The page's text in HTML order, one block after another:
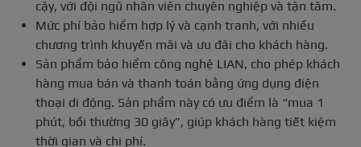
cậy, với đội ngũ nhân viên chuyên nghiệp và tận tâm.
Mức phí bảo hiểm hợp lý và cạnh tranh, với nhiều
chương trình khuyến mãi và ưu đãi cho khách hàng.
Sản phẩm bảo hiểm công nghệ LIAN, cho phép khách
hàng mua bán và thanh toán bằng ứng dụng điện
thoại di động. Sản phẩm này có ưu điểm là “mua 1
phút, bồi thường 30 giây”, giúp khách hàng tiết kiệm
thời gian và chi phí.